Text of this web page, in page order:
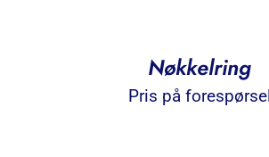
Nøkkelring
Pris på